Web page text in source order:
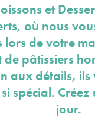
et
où nous
de votre
pâtissiers
aux détails,
spécial.
jour.